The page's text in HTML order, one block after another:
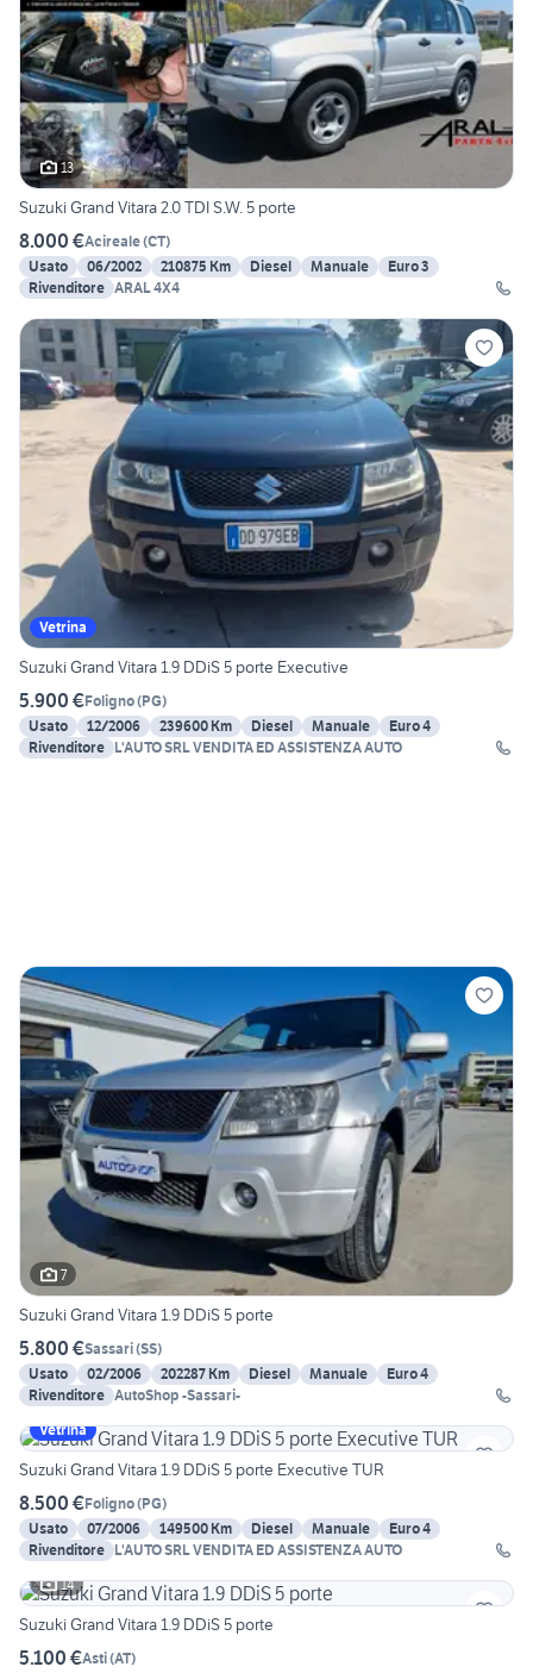
13
Suzuki Grand Vitara 2.0 TDI S.W. 5 porte
8.000 €Acireale(CT)
Usato
06/2002 210875 Km Diesel Manuale
Euro 3
Rivenditore ARAL 4X4
Vetrina
Suzuki Grand Vitara 1.9 DDiS 5 porte Executive
5.900 €Foligno(PG)
Usato
12/2006 239600 Km Diesel Manuale
Euro 4
Rivenditore L'AUTO SRL VENDITA ED ASSISTENZA AUTO
7
Suzuki Grand Vitara 1.9 DDiS 5 porte
5.800 €Sassari(SS)
Usato
02/2006 202287 Km Diesel Manuale
Euro 4
Rivenditore AutoShop -Sassari-
Vetrina
Suzuki Grand Vitara 1.9 DDiS 5 porte Executive TUR
8.500 €Foligno(PG)
Usato
07/2006 149500 Km Diesel Manuale
Euro 4
Rivenditore L'AUTO SRL VENDITA ED ASSISTENZA AUTO
14
Suzuki Grand Vitara 1.9 DDiS 5 porte
5.100 €Asti(AT)